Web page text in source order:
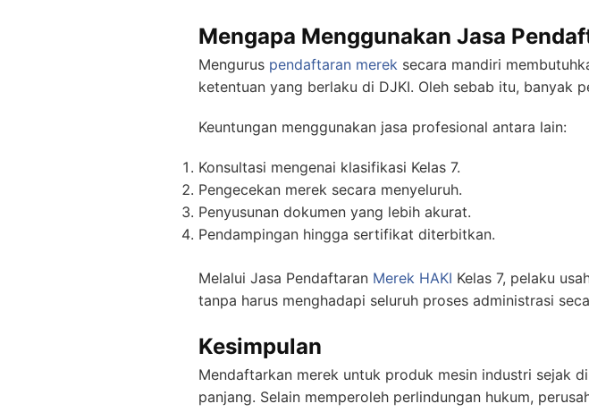
Mengapa Menggunakan Jasa
Mengurus pendaftaran merek secara mandiri
ketentuan yang berlaku di DJKI. Oleh sebab itu, banyak
Keuntungan menggunakan jasa profesional antara lain:
Konsultasi mengenai klasifikasi Kelas 7.
Pengecekan merek secara menyeluruh.
Penyusunan dokumen yang lebih akurat.
Pendampingan hingga sertifikat diterbitkan.
Melalui Jasa Pendaftaran Merek HAKI Kelas 7, pelaku
tanpa harus menghadapi seluruh proses administrasi
Kesimpulan
Mendaftarkan merek untuk produk mesin industri sejak
panjang. Selain memperoleh perlindungan hukum,